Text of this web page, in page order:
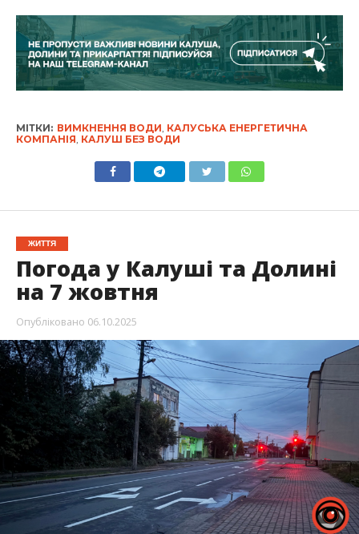
МІТКИ: ВИМКНЕННЯ ВОДИ КАЛУСЬКА ЕНЕРГЕТИЧНА
КОМПАНІЯ КАЛУШ БЕЗ ВОДИ
ЖИТТЯ
Погода у Калуші та Долині
на 7 жовтня
Опубліковано 06.10.2025